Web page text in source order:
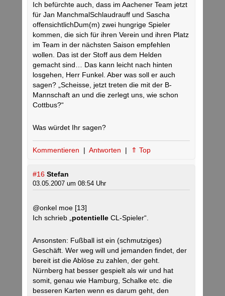
Ich befürchte auch, dass im Aachener Team jetzt
für Jan ManchmalSchlaudrauff und Sascha
offensichtlichDum(m) zwei hungrige Spieler
kommen, die sich für ihren Verein und ihren Platz
im Team in der nächsten Saison empfehlen
wollen. Das ist der Stoff aus dem Helden
gemacht sind… Das kann leicht nach hinten
losgehen, Herr Funkel. Aber was soll er auch
sagen? „Scheisse, jetzt treten die mit der B-
Mannschaft an und die zerlegt uns, wie schon
Cottbus?“
Was würdet Ihr sagen?
Kommentieren | Antworten | ⇑ Top
#16 Stefan
03.05.2007 um 08:54 Uhr
@onkel moe [13]
Ich schrieb „ potentielle CL-Spieler“.
Ansonsten: Fußball ist ein (schmutziges)
Geschäft. Wer weg will und jemanden findet, der
bereit ist die Ablöse zu zahlen, der geht.
Nürnberg hat besser gespielt als wir und hat
somit, genau wie Hamburg, Schalke etc. die
besseren Karten wenn es darum geht, den